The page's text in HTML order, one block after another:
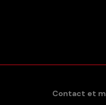
Contact et